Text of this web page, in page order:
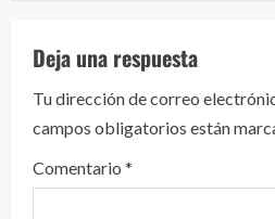
e
y
e
n
Deja una respuesta
Tu dirección de correo
campos obligatorios están
Comentario *